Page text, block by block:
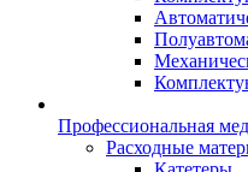
Профессиональная
Расходные